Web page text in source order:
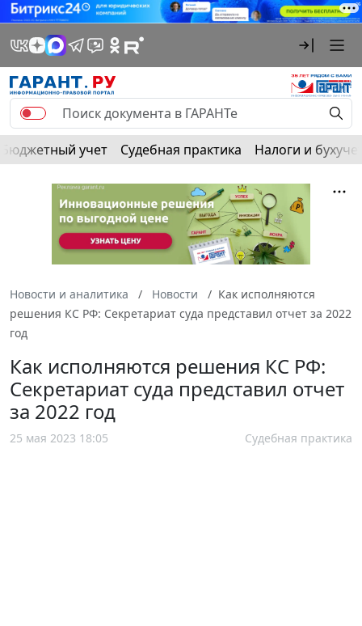
Бюджетный учет Судебная практика Налоги и
Новости и аналитика Новости
Как исполняются
решения КС РФ: Секретариат суда представил отчет за 2022
год
Как исполняются решения КС РФ:
Секретариат суда представил отчет
за 2022 год
25 мая 2023 18:05 Судебная практика